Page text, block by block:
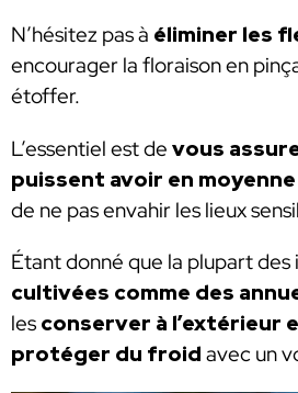
N’hésitez pas à éliminer les
encourager la floraison en
étoffer.
L’essentiel est de vous
puissent avoir en
de ne pas envahir les lieux
Étant donné que la plupart des
cultivées comme des
les conserver à l’extérieur
protéger du froid avec un